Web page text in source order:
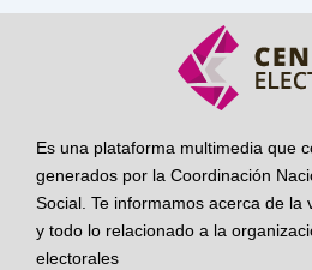
Es una plataforma multimedia que
generados por la Coordinación
Social. Te informamos acerca de la
y todo lo relacionado a la
electorales